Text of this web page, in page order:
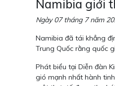
Namibia giới
Ngày 07 tháng 7 năm
Namibia đã tái khẳng
Trung Quốc rằng quốc
Phát biểu tại Diễn đàn
gió mạnh nhất hành